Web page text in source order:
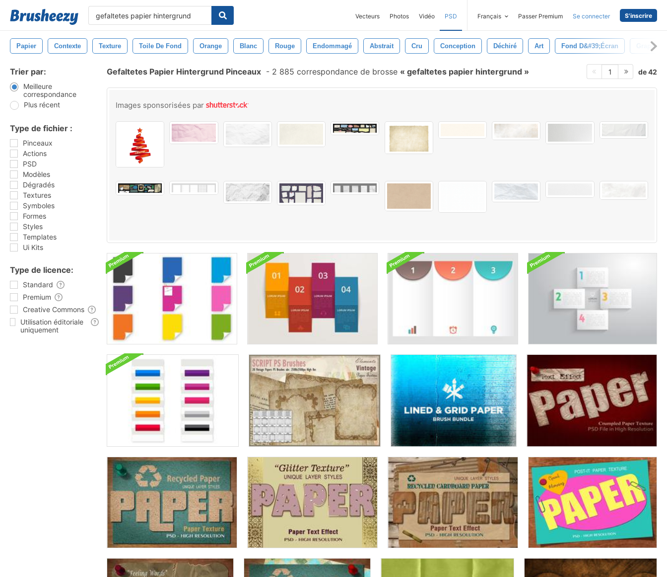
Vecteurs Photos Vidéo PSD Français Passer Premium Se connecter S'inscrire
Papier Contexte Texture Toile De Fond Orange Blanc Rouge Endommagé Abstrait Cru Conception Déchiré Art Fond D&#39;écran
Trier par:
Meilleure
correspondance
Plus récent
Type de fichier :
Pinceaux
Actions
PSD
Modèles
Dégradés
Textures
Symboles
Formes
Styles
Templates
Ui Kits
Type de licence:
Standard
Premium
Creative Commons
Utilisation éditoriale
uniquement
Gefaltetes Papier Hintergrund Pinceaux - 2 885 correspondance de brosse gefaltetes papier hintergrund 1 de 42
Images sponsorisées par